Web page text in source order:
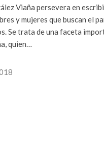
Viaña persevera en
y mujeres que buscan el
Se trata de una faceta
quien…